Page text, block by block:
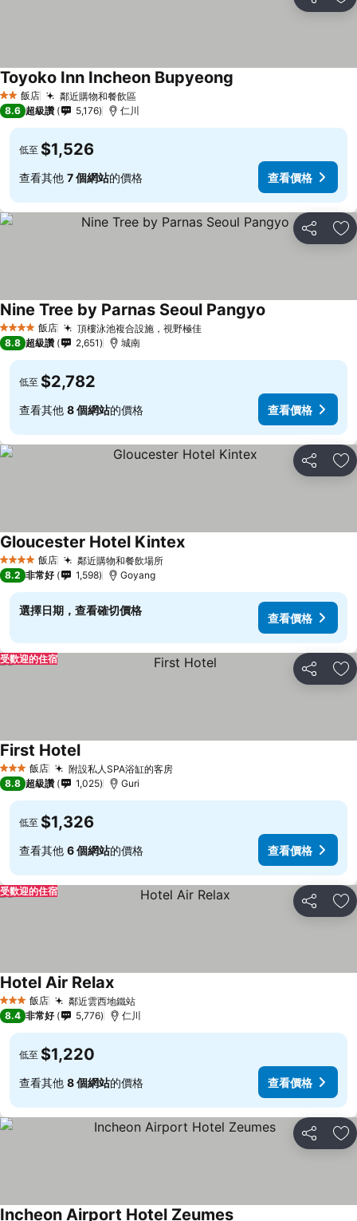
分享 加
2 星級飯店 鄰近購物和餐飲區
Toyoko Inn Incheon Bupyeong
8.6 超級讚 5,176 仁川
低至 $1,526
查看其他 7 個網站的價格 查看價格
分享 加
4 星級 飯店 頂樓泳池複合設施，視野極佳
Nine Tree by Parnas Seoul Pangyo
8.8 超級讚 2,651 城南
低至 $2,782
查看其他 8 個網站的價格 查看價格
分享 加
4 星級 飯店 鄰近購物和餐飲場所
Gloucester Hotel Kintex
8.2 非常好 1,598 Goyang
選擇日期，查看確切價格
查看價格
分享 加
受歡迎的住宿
3 星級 飯店 附設私人SPA浴缸的客房
First Hotel
8.8 超級讚 1,025 Guri
低至 $1,326
查看其他 6 個網站的價格 查看價格
分享 加
受歡迎的住宿
3 星級 飯店 鄰近雲西地鐵站
Hotel Air Relax
8.4 非常好 5,776 仁川
低至 $1,220
查看其他 8 個網站的價格 查看價格
分享 加
Incheon Airport Hotel Zeumes